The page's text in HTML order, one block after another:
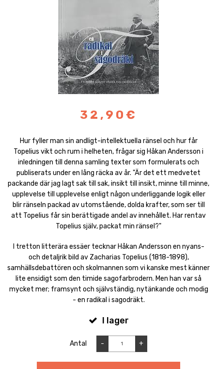
32,90€
Hur fyller man sin andligt-intellektuella ränsel och hur får
Topelius vikt och rum i helheten, frågar sig Håkan Andersson i
inledningen till denna samling texter som formulerats och
publiserats under en lång räcka av år. "Är det ett medvetet
packande där jag lagt sak till sak, insikt till insikt, minne till minne,
upplevelse till upplevelse enligt någon underliggande logik eller
blir ränseln packad av utomstående, dolda krafter, som ser till
att Topelius får sin berättigade andel av innehållet. Har rentav
Topelius själv, packat min ränsel?"
I tretton litterära essäer tecknar Håkan Andersson en nyans-
och detaljrik bild av Zacharias Topelius (1818-1898),
samhällsdebattören och skolmannen som vi kanske mest känner
lite ensidigt som den timide sagofarbrodern. Men han var så
mycket mer; framsynt och självständig, nytänkande och modig
- en radikal i sagodräkt.
I lager
Antal - +